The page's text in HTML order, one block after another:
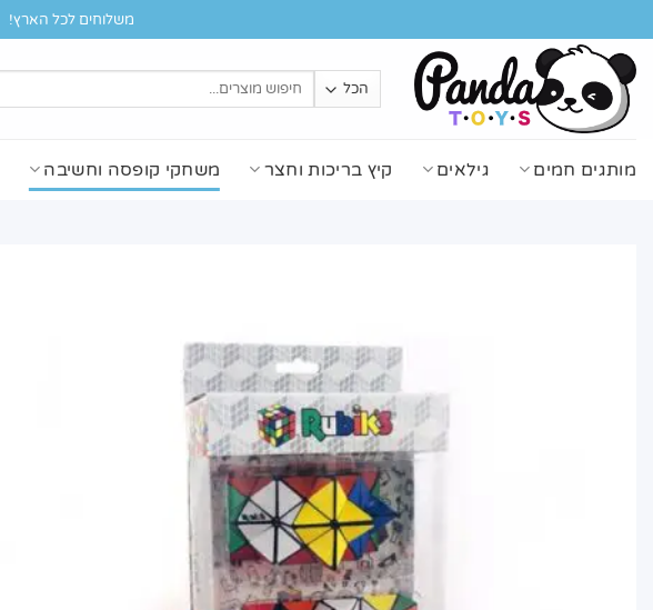
to
content
משלוחים לכל הארץ!
מותגים חמים גילאים קיץ בריכות וחצר משחקי קופסה וחשיבה